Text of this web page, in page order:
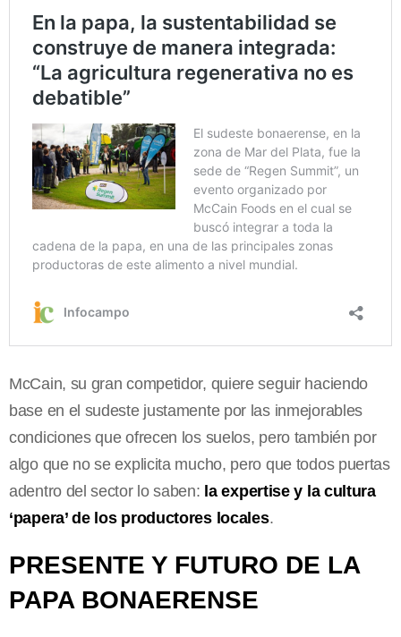
McCain, su gran competidor, quiere seguir haciendo
base en el sudeste justamente por las inmejorables
condiciones que ofrecen los suelos, pero también por
algo que no se explicita mucho, pero que todos puertas
adentro del sector lo saben: la expertise y la cultura
‘papera’ de los productores locales.
PRESENTE Y FUTURO DE LA
PAPA BONAERENSE